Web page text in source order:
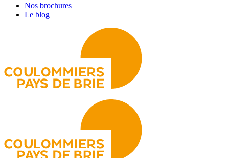
Nos brochures
Le blog